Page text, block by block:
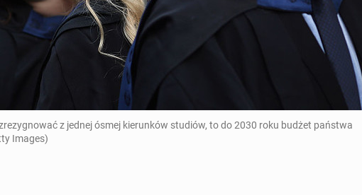
z jednej ósmej kierunków studiów, to do 2030 roku budżet państwa
Images)